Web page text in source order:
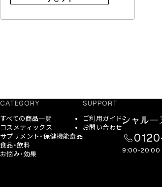
CATEGORY
すべての商品一覧
コスメティックス
サプリメント・保健機能食品
食品・飲料
お悩み・効果
SUPPORT
ご利用ガイド
お問い合わせ
9:00-20:00